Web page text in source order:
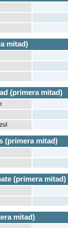
mitad)
(primera mitad)
(primera mitad)
(primera mitad)
mitad)